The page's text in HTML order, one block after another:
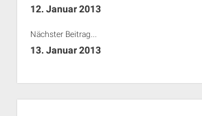
12. Januar 2013
Nächster Beitrag...
13. Januar 2013